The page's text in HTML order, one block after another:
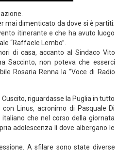
mai dimenticato da dove si è partiti:
itinerante e che ha avuto luogo
“Raffaele Lembo”.
di casa, accanto al Sindaco Vito
Saccinto, non poteva che esserci
Rosaria Renna la “Voce di Radio
riguardasse la Puglia in tutto
Linus, acronimo di Pasquale Di
che nel corso della giornata
adolescenza lì dove albergano le
A sfilare sono state diverse